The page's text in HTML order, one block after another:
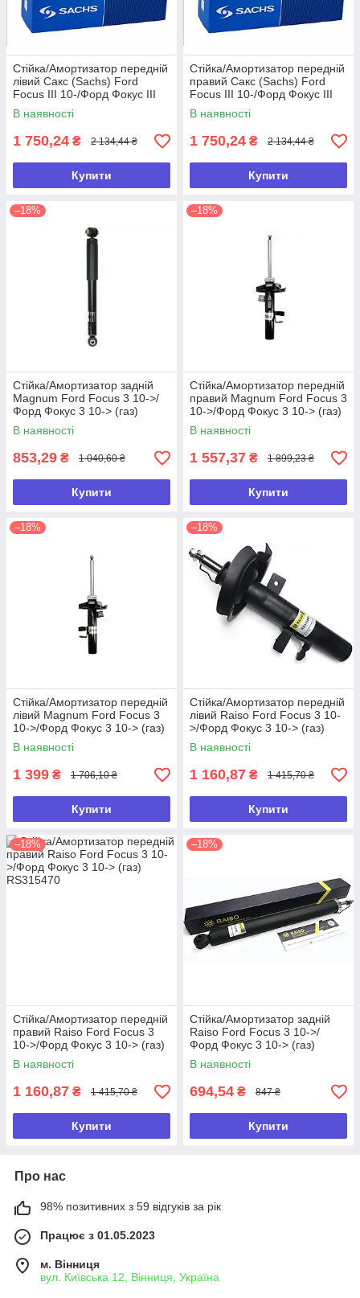
Стійка/Амортизатор передній
лівий Сакс (Sachs) Ford
Focus ІІІ 10-/Форд Фокус ІІІ
10-(газ)
В наявності
1 750,24 ₴ 2 134,44 ₴
Купити
Стійка/Амортизатор передній
правий Сакс (Sachs) Ford
Focus ІІІ 10-/Форд Фокус ІІІ
10-(газ)
В наявності
1 750,24 ₴ 2 134,44 ₴
Купити
–18%
Стійка/Амортизатор задній
Magnum Ford Focus 3 10->/
Форд Фокус 3 10-> (газ)
В наявності
853,29 ₴ 1 040,60 ₴
Купити
–18%
Стійка/Амортизатор передній
правий Magnum Ford Focus 3
10->/Форд Фокус 3 10-> (газ)
В наявності
1 557,37 ₴ 1 899,23 ₴
Купити
–18%
Стійка/Амортизатор передній
лівий Magnum Ford Focus 3
10->/Форд Фокус 3 10-> (газ)
В наявності
1 399 ₴ 1 706,10 ₴
Купити
–18%
Стійка/Амортизатор передній
лівий Raiso Ford Focus 3 10-
>/Форд Фокус 3 10-> (газ)
В наявності
1 160,87 ₴ 1 415,70 ₴
Купити
–18%
Стійка/Амортизатор передній
правий Raiso Ford Focus 3
10->/Форд Фокус 3 10-> (газ)
В наявності
1 160,87 ₴ 1 415,70 ₴
Купити
–18%
Стійка/Амортизатор задній
Raiso Ford Focus 3 10->/
Форд Фокус 3 10-> (газ)
В наявності
694,54 ₴ 847 ₴
Купити
Про нас
98% позитивних з 59 відгуків за рік
Працює з 01.05.2023
м. Вінниця
вул. Київська 12, Вінниця, Україна